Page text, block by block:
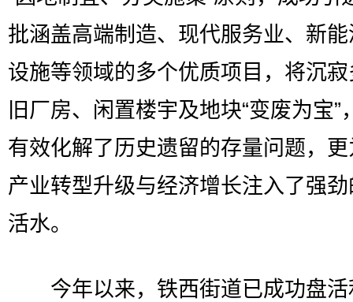
批涵盖高端制造、现代服务业、新
设施等领域的多个优质项目，将沉
旧厂房、闲置楼宇及地块“变废为宝”
有效化解了历史遗留的存量问题，
产业转型升级与经济增长注入了强
活水。
今年以来，铁西街道已成功盘活